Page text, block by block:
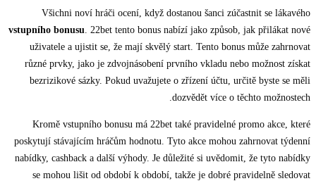
Všichni noví hráči ocení, když dostanou šanci zúčastnit se lákavého
vstupního bonusu . 22bet tento bonus nabízí jako způsob, jak přilákat nové
uživatele a ujistit se, že mají skvělý start. Tento bonus může zahrnovat
různé prvky, jako je zdvojnásobení prvního vkladu nebo možnost získat
bezrizikové sázky. Pokud uvažujete o zřízení účtu, určitě byste se měli
dozvědět více o těchto možnostech.
Kromě vstupního bonusu má 22bet také pravidelné promo akce, které
poskytují stávajícím hráčům hodnotu. Tyto akce mohou zahrnovat týdenní
nabídky, cashback a další výhody. Je důležité si uvědomit, že tyto nabídky
se mohou lišit od období k období, takže je dobré pravidelně sledovat